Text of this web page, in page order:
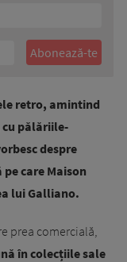
retro, amintind
cu pălăriile-
despre
care Maison
lui Galliano.
prea comercială,
în colecțiile sale